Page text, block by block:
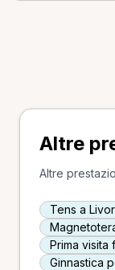
Altre
Altre
Tens a
Prima visita
Ginnastica